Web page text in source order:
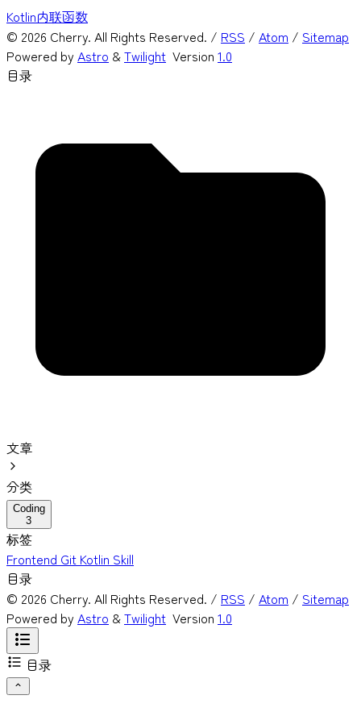
Kotlin内联函数
© 2026 Cherry. All Rights Reserved. / RSS / Atom / Sitemap
Powered by Astro &Twilight Version 1.0
目录
文章
分类
Coding
3
标签
Frontend Git Kotlin Skill
目录
© 2026 Cherry. All Rights Reserved. / RSS / Atom / Sitemap
Powered by Astro &Twilight Version 1.0
目录